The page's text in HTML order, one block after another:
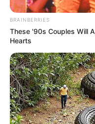
BRAINBERRIES
These '90s Couples Will
Hearts